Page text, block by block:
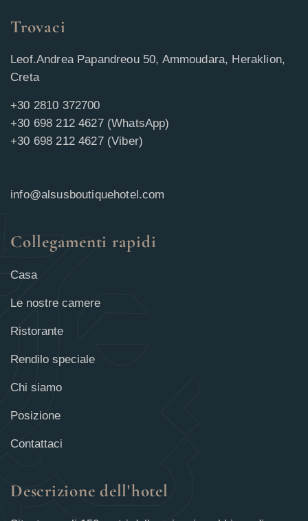
Trovaci
Leof.Andrea Papandreou 50, Ammoudara, Heraklion,
Creta
+30 2810 372700
+30 698 212 4627 (WhatsApp)
+30 698 212 4627 (Viber)
info@alsusboutiquehotel.com
Collegamenti rapidi
Casa
Le nostre camere
Ristorante
Rendilo speciale
Chi siamo
Posizione
Contattaci
Descrizione dell'hotel